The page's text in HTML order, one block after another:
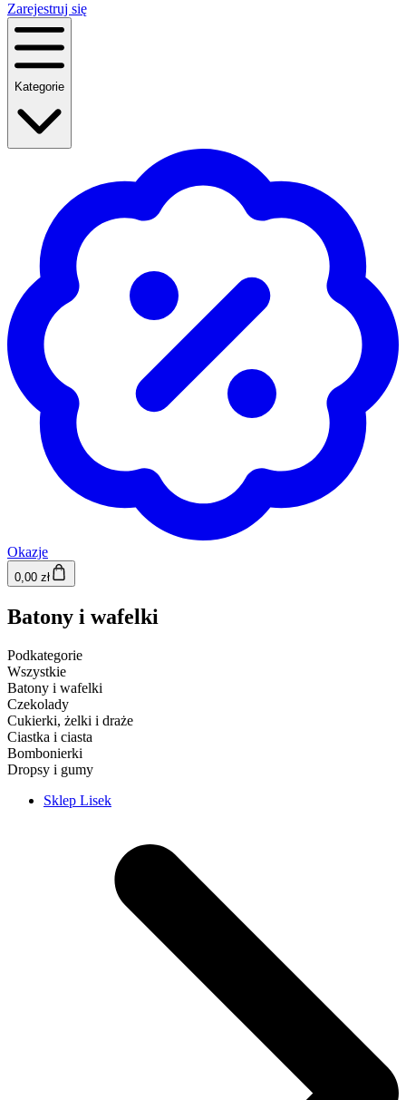
Zarejestruj się
Kategorie
Okazje
0,00 zł
Batony i wafelki
Podkategorie
Wszystkie
Batony i wafelki
Czekolady
Cukierki, żelki i draże
Ciastka i ciasta
Bombonierki
Dropsy i gumy
Sklep Lisek